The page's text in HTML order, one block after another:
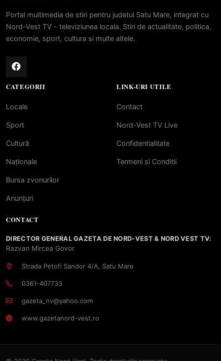
Portal multimedia de stiri pentru judetul Satu Mare, integrat cu
Nord-Vest TV - televiziunea locala. Stiri de actualitate, politica,
economie, sport, cultura si multe altele.
CATEGORII
Locale
Sport
Cultură
Naționale
Bursa zvonurilor
Anunțuri
LINK-URI UTILE
Contact
Nord-Vest TV Live
Confidentialitate
Termeni si Conditii
CONTACT
DIRECTOR GENERAL GAZETA DE NORD-VEST & NORD VEST TV:
Razvan Mircea Govor
Strada Petofi Sandor 4/A, Satu Mare
0361-407733
gazeta_nv@yahoo.com
www.gazetanord-vest.ro